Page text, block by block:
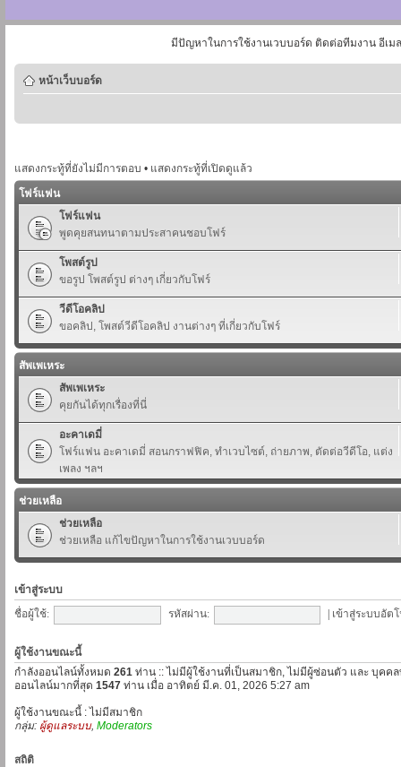
มีปัญหาในการใช้งานเวบบอร์ด ติดต่อทีมงาน อีเม
หน้าเว็บบอร์ด
แสดงกระทู้ที่ยังไม่มีการตอบ • แสดงกระทู้ที่เปิดดูแล้ว
โฟร์แฟน
โฟร์แฟน
พูดคุยสนทนาตามประสาคนชอบโฟร์
โพสต์รูป
ขอรูป โพสต์รูป ต่างๆ เกี่ยวกับโฟร์
วีดีโอคลิป
ขอคลิป, โพสต์วีดีโอคลิป งานต่างๆ ที่เกี่ยวกับโฟร์
สัพเพเหระ
สัพเพเหระ
คุยกันได้ทุกเรื่องที่นี่
อะคาเดมี่
โฟร์แฟน อะคาเดมี่ สอนกราฟฟิค, ทำเวบไซต์, ถ่ายภาพ, ตัดต่อวีดีโอ, แต่ง
เพลง ฯลฯ
ช่วยเหลือ
ช่วยเหลือ
ช่วยเหลือ แก้ไขปัญหาในการใช้งานเวบบอร์ด
เข้าสู่ระบบ
ชื่อผู้ใช้:
รหัสผ่าน: เข้าสู่ระบบอัต
ผู้ใช้งานขณะนี้
กำลังออนไลน์ทั้งหมด 261 ท่าน :: ไม่มีผู้ใช้งานที่เป็นสมาชิก, ไม่มีผู้ซ่อนตัว และ บุคค
ออนไลน์มากที่สุด 1547 ท่าน เมื่อ อาทิตย์ มี.ค. 01, 2026 5:27 am
ผู้ใช้งานขณะนี้ : ไม่มีสมาชิก
กลุ่ม: ผู้ดูแลระบบ, Moderators
สถิติ